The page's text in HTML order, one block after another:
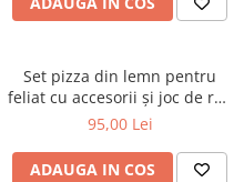
Set pizza din lemn pentru
feliat cu accesorii și joc de rol,
24 piese
95,00 Lei
ADAUGA IN COS